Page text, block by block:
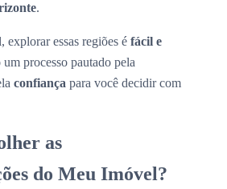
.
essas regiões é fácil e
um processo pautado pela
confiança para você decidir com
as
do Meu Imóvel?